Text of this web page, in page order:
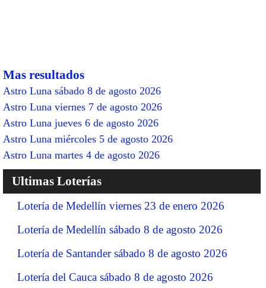
Mas resultados
Astro Luna sábado 8 de agosto 2026
Astro Luna viernes 7 de agosto 2026
Astro Luna jueves 6 de agosto 2026
Astro Luna miércoles 5 de agosto 2026
Astro Luna martes 4 de agosto 2026
Ultimas Loterías
Lotería de Medellín viernes 23 de enero 2026
Lotería de Medellín sábado 8 de agosto 2026
Lotería de Santander sábado 8 de agosto 2026
Lotería del Cauca sábado 8 de agosto 2026